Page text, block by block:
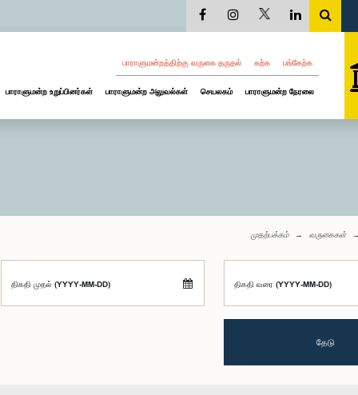
பாராளுமன்றத்திற்கு வருகை தருதல் கற்க பங்கேற்க
பாராளுமன்ற உறுப்பினர்கள் பாராளுமன்ற அலுவல்கள் செயலகம் பாராளுமன்ற நேரலை
முதற்பக்கம் வருகைகள்
திகதி முதல் (YYYY-MM-DD) திகதி வரை (YYYY-MM-DD)
தேடு